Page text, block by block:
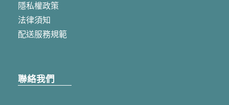
隱私權政策
法律須知
配送服務規範
聯絡我們